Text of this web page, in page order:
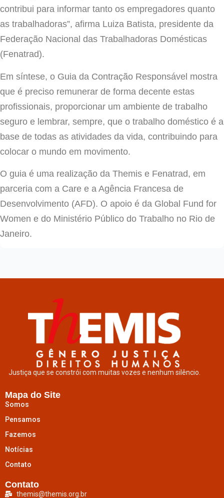
contribui para informar tanto os empregadores quanto
as trabalhadoras”, afirma Luiza Batista, presidente da
Federação Nacional das Trabalhadoras Domésticas
(Fenatrad).
Em síntese, o Guia da Contração Responsável mostra
que é preciso remunerar de forma decente estas
profissionais, proporcionar um ambiente de trabalho
seguro e lembrar, sempre, que o trabalho doméstico é a
base de todas as atividades da vida, contribuindo para
colocar o mundo em movimento.
O guia é uma realização da Themis e Fenatrad, em
parceria com a Care e a Agência Francesa de
Desenvolvimento (AFD). O apoio é da Global Fund for
Women e do Ministério Público do Trabalho no Rio de
Janeiro.
Justiça que se constrói com muitas vozes e nenhum silêncio.
Mapa do Site
Somos
Pensamos
Fazemos
Notícias
Contato
Contato
themis@themis.org.br